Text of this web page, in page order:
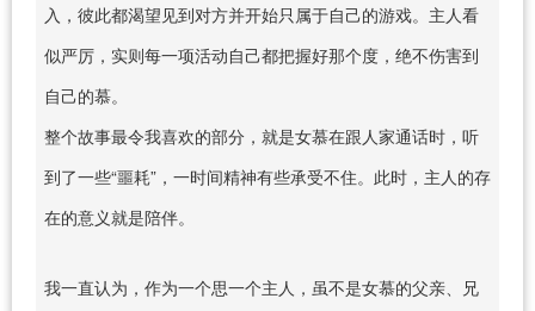
入，彼此都渴望见到对方并开始只属于自己的游戏。主人看
似严厉，实则每一项活动自己都把握好那个度，绝不伤害到
自己的慕。
整个故事最令我喜欢的部分，就是女慕在跟人家通话时，听
到了一些“噩耗”，一时间精神有些承受不住。此时，主人的存
在的意义就是陪伴。
我一直认为，作为一个思一个主人，虽不是女慕的父亲、兄